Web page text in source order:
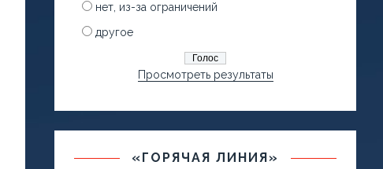
нет, из-за ограничений
другое
Просмотреть результаты
«ГОРЯЧАЯ ЛИНИЯ»